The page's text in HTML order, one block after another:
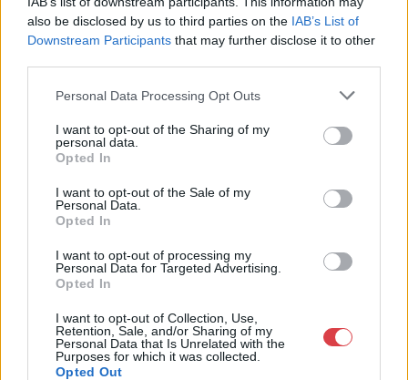
also be disclosed by us to third parties on the IAB’s List of
Downstream Participants that may further disclose it to other
Personal Data Processing Opt Outs
I want to opt-out of the Sharing of my
personal data.
Opted In
I want to opt-out of the Sale of my
Personal Data.
Opted In
I want to opt-out of processing my
Personal Data for Targeted Advertising.
Opted In
I want to opt-out of Collection, Use,
Retention, Sale, and/or Sharing of my
Personal Data that Is Unrelated with the
Purposes for which it was collected.
Opted Out
EGYÉB MŰTÁRGY
1942 Kiskunsági
Juhásznap. Nagy
méretű plakát. Füzesi
Litográfia, hátoldalán
bélyegzett. Klösz
Hajtva, jó állapotban
1942 Kiskunsági Juhásznap.
Árpád grafikájával.
Litográfia, hátoldalán
96x64 cm Hajtva, jó
állapotban
Aukció:44. Nagyaukció
Aukció időpontja:
2025/05/10 18:00
EGYÉB MŰTÁRGY
16697. tétel:
Bukta Imre (1952-) és
Győrffy Sándor (1951-)
Miskolc 1986. Plakát,
jelzett. 59×41,5 cm.
Rendkívül ritka plakát,
készült! Egészen apró
lapszéli gyűrődésekkel,
jó
kiállítása Ady Endre
papír, Győrffy Sándor által
jelzett. 59×41,5 cm.
Rendkívül ritka plakát,
Aukció:
Aukció időpontja:
2025/05/10 18:00